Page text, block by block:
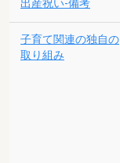
出産祝い-備考
子育て関連の独自の
取り組み